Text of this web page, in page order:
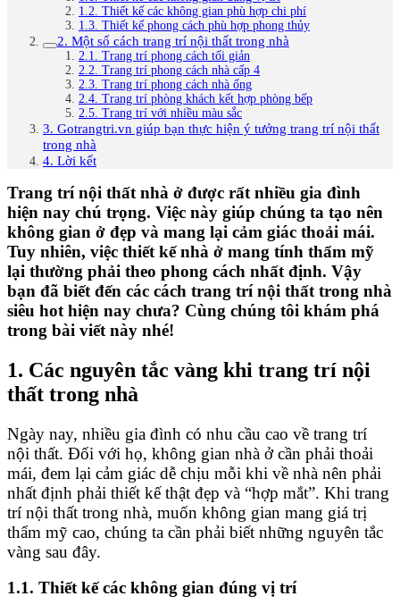
1.2. Thiết kế các không gian phù hợp chi phí
1.3. Thiết kế phong cách phù hợp phong thủy
2. Một số cách trang trí nội thất trong nhà
2.1. Trang trí phong cách tối giản
2.2. Trang trí phong cách nhà cấp 4
2.3. Trang trí phong cách nhà ống
2.4. Trang trí phòng khách kết hợp phòng bếp
2.5. Trang trí với nhiều màu sắc
3. Gotrangtri.vn giúp bạn thực hiện ý tưởng trang trí nội thất
trong nhà
4. Lời kết
Trang trí nội thất nhà ở được rất nhiều gia đình
hiện nay chú trọng. Việc này giúp chúng ta tạo nên
không gian ở đẹp và mang lại cảm giác thoải mái.
Tuy nhiên, việc thiết kế nhà ở mang tính thẩm mỹ
lại thường phải theo phong cách nhất định. Vậy
bạn đã biết đến các cách trang trí nội thất trong nhà
siêu hot hiện nay chưa? Cùng chúng tôi khám phá
trong bài viết này nhé!
1. Các nguyên tắc vàng khi trang trí nội
thất trong nhà
Ngày nay, nhiều gia đình có nhu cầu cao về trang trí
nội thất. Đối với họ, không gian nhà ở cần phải thoải
mái, đem lại cảm giác dễ chịu mỗi khi về nhà nên phải
nhất định phải thiết kế thật đẹp và “hợp mắt”. Khi trang
trí nội thất trong nhà, muốn không gian mang giá trị
thẩm mỹ cao, chúng ta cần phải biết những nguyên tắc
vàng sau đây.
1.1. Thiết kế các không gian đúng vị trí